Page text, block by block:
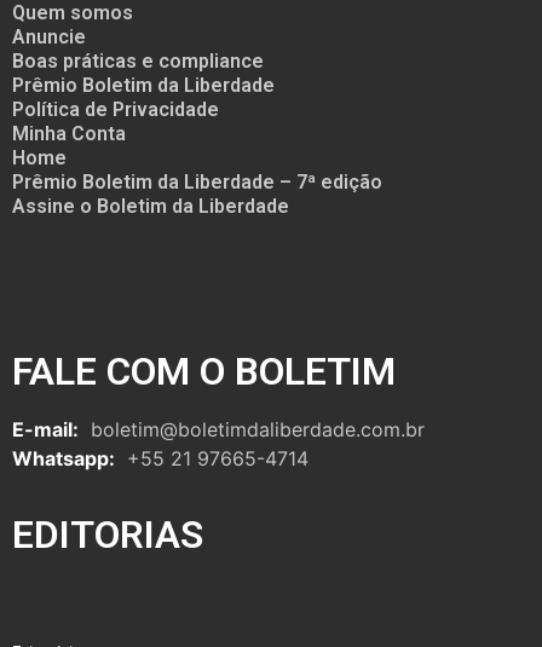
Quem somos
Anuncie
Boas práticas e compliance
Prêmio Boletim da Liberdade
Política de Privacidade
Minha Conta
Home
Prêmio Boletim da Liberdade – 7ª edição
Assine o Boletim da Liberdade
FALE COM O BOLETIM
E-mail: boletim@boletimdaliberdade.com.br
Whatsapp: +55 21 97665-4714
EDITORIAS